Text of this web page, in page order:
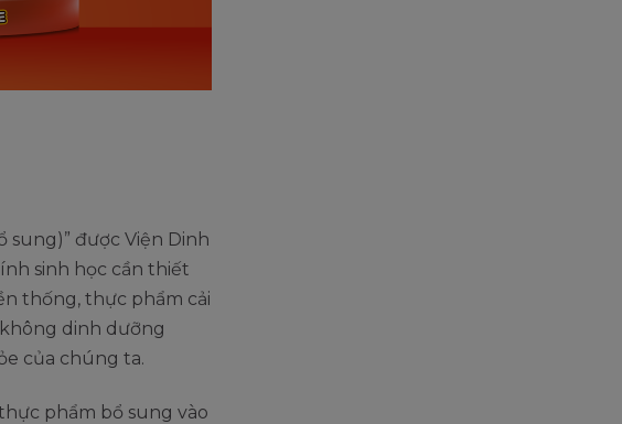
sung)” được Viện Dinh
sinh học cần thiết
thống, thực phẩm cải
dinh dưỡng
của chúng ta.
phẩm bổ sung vào